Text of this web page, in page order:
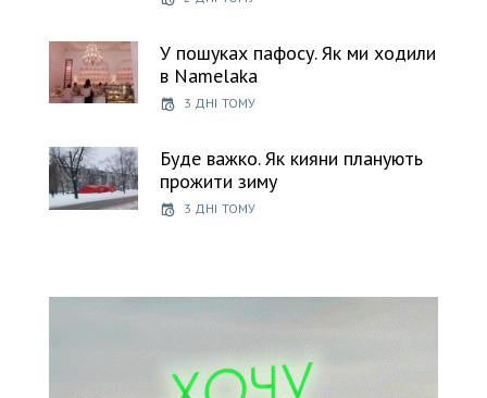
У пошуках пафосу. Як ми ходили
в Namelaka
3 ДНІ ТОМУ
Буде важко. Як кияни планують
прожити зиму
3 ДНІ ТОМУ